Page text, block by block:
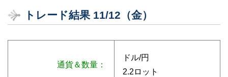
トレード結果 11/12（金）
通貨＆数量：
ドル/円
2.2ロット